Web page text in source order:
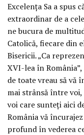
Excelenţa Sa a spus
extraordinar de a
ne bucura de
Catolică, fiecare din
Bisericii. „Ca
XVI-lea în
de toate vreau să vă
mai strânsă între
voi care sunteţi aici
România vă
profund în vederea